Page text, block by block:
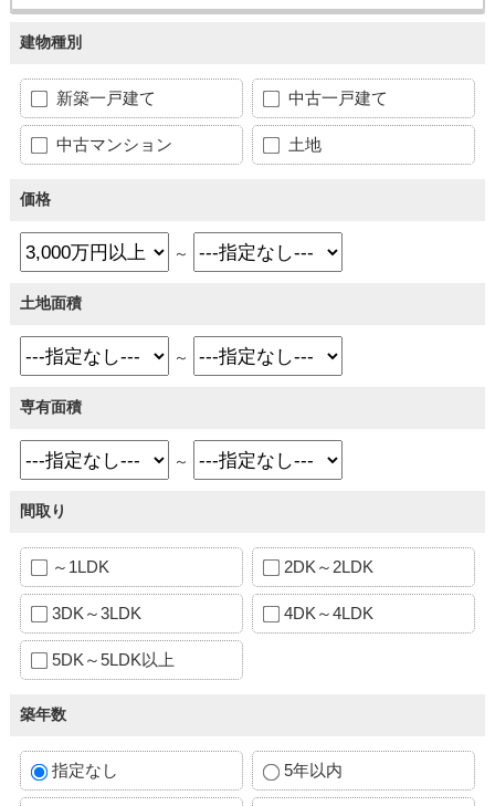
建物種別
新築一戸建て 中古一戸建て
中古マンション 土地
価格
～
土地面積
～
専有面積
～
間取り
～1LDK 2DK～2LDK
3DK～3LDK 4DK～4LDK
5DK～5LDK以上
築年数
指定なし 5年以内